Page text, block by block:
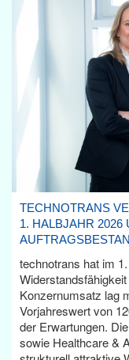
TECHNOTRANS
1. HALBJAHR 2026
technotrans hat im
Konzernumsatz lag
Vorjahreswert von
der Erwartungen.
sowie Healthcare &